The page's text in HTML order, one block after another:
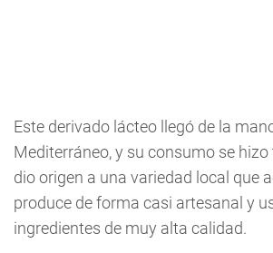
Este derivado lácteo llegó de la
Mediterráneo, y su consumo se
dio origen a una variedad local que
produce de forma casi artesanal y
ingredientes de muy alta calidad.